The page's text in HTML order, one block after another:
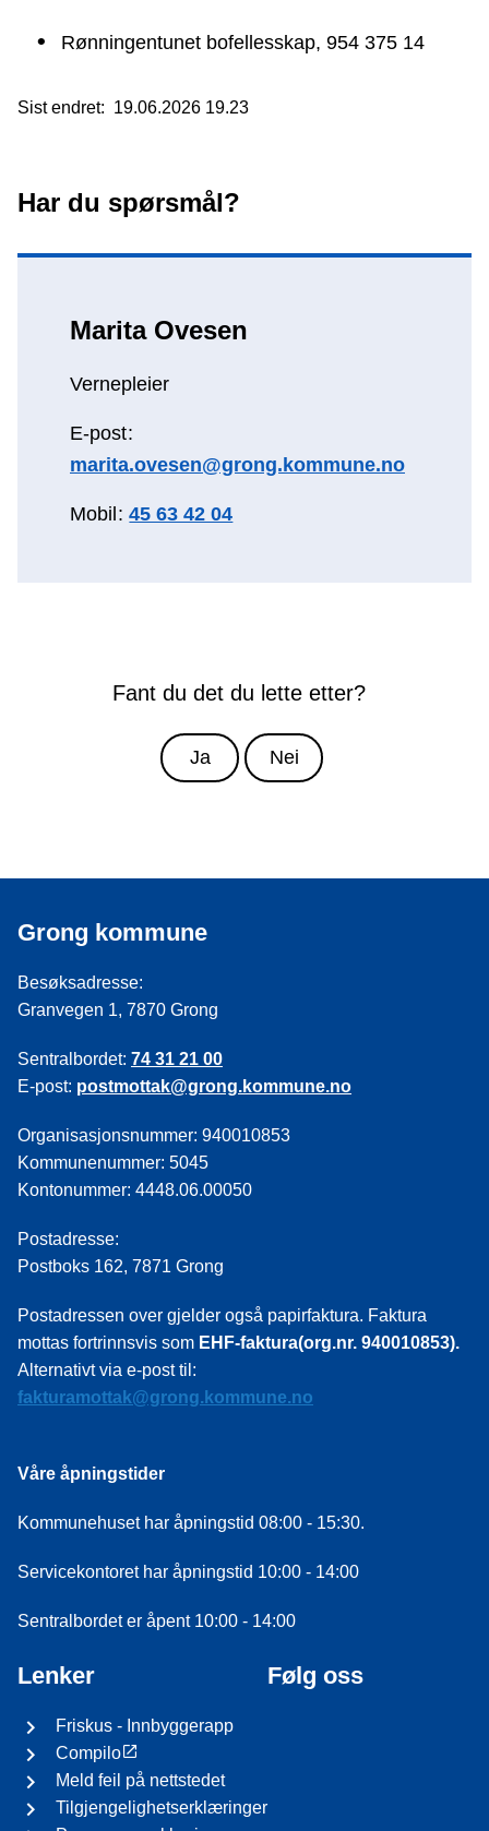
Rønningentunet bofellesskap, 954 375 14
Sist endret 19.06.2026 19.23
Har du spørsmål?
Marita Ovesen
Vernepleier
E-post
marita.ovesen@grong.kommune.no
Mobil 45 63 42 04
Fant du det du lette etter?
Ja Nei
Grong kommune
Besøksadresse:
Granvegen 1, 7870 Grong
Sentralbordet: 74 31 21 00
E-post: postmottak@grong.kommune.no
Organisasjonsnummer: 940010853
Kommunenummer: 5045
Kontonummer: 4448.06.00050
Postadresse:
Postboks 162, 7871 Grong
Postadressen over gjelder også papirfaktura. Faktura
mottas fortrinnsvis som EHF-faktura(org.nr. 940010853).
Alternativt via e-post til:
fakturamottak@grong.kommune.no
Våre åpningstider
Kommunehuset har åpningstid 08:00 - 15:30.
Servicekontoret har åpningstid 10:00 - 14:00
Sentralbordet er åpent 10:00 - 14:00
Lenker
Friskus - Innbyggerapp
Compilo
Meld feil på nettstedet
Tilgjengelighetserklæringer
Følg oss